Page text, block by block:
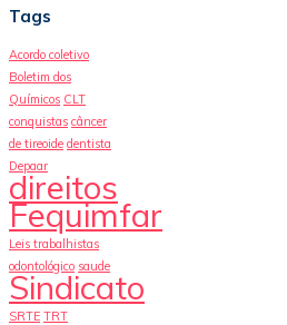
Tags
Acordo coletivo
Boletim dos
Químicos CLT
conquistas câncer
de tireoide dentista
Depaar
direitos
Fequimfar
Leis trabalhistas
odontológico saude
Sindicato
SRTE TRT